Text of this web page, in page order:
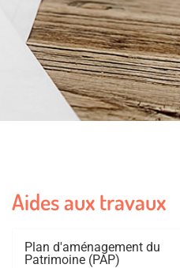
Aides aux travaux
Plan d'aménagement du
Patrimoine (PAP)